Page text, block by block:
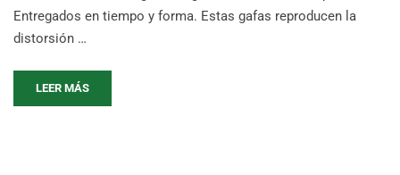
Entregados en tiempo y forma. Estas gafas reproducen la
distorsión …
LEER MÁS